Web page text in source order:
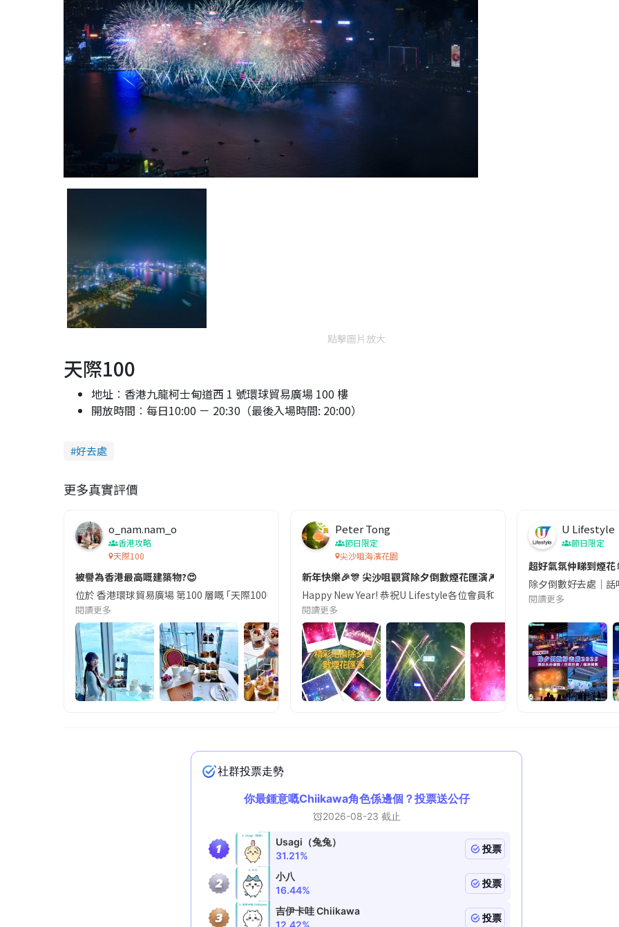
點擊圖片放大
天際100
地址︰香港九龍柯士甸道西 1 號環球貿易廣場 100 樓
開放時間︰每日10:00 － 20:30（最後入場時間: 20:00）
好去處
更多真實評價
o_nam.nam_o
香港攻略
天際100
被譽為香港最高嘅建築物?😍
位於 香港環球貿易廣場 第100 層嘅 ｢天際100香港觀景台｣,海拔有392米, 被譽為係香港最高嘅建築物 提供360度壯觀景色,
閱讀更多
Peter Tong
節日限定
尖沙咀海濱花園
新年快樂🎉🎊 尖沙咀觀賞除夕倒數煙花匯演🎆🎇
Happy New Year! 恭祝U Lifestyle各位會員和小編新年快樂和身體健康
閱讀更多
U Lifestyle
節日限定
超好氣氛仲睇到煙
除夕倒數好去處｜
閱讀更多